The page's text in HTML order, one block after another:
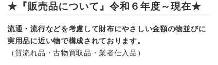
★『販売品について』令和６年度～現在★
流通・流行などを考慮して財布にやさしい金額の物並びに
実用品に近い物で構成されております。
（質流れ品・古物買取品・業者仕入品）